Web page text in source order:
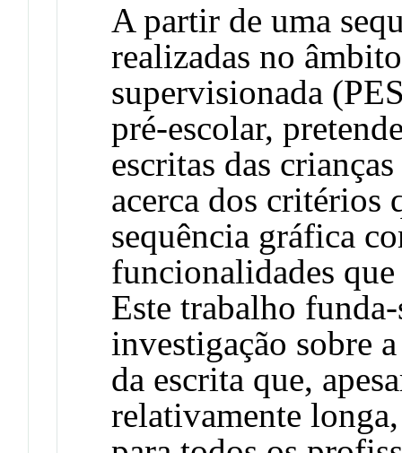
A partir de uma
realizadas no
supervisionada
pré-escolar,
escritas das
acerca dos critérios
sequência gráfica
funcionalidades
Este trabalho
investigação sobre
da escrita que,
relativamente